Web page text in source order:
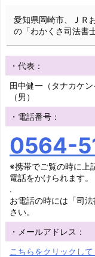
愛知県岡崎市、ＪＲ
の「わかくさ司法書
・代表：
田中健一（タナカケン
（男）
・電話番号：
0564-
※携帯でご覧の時に上
電話をかけられます。
.
お電話の時には「司
さい。
・メールアドレス：
こちらをクリックし